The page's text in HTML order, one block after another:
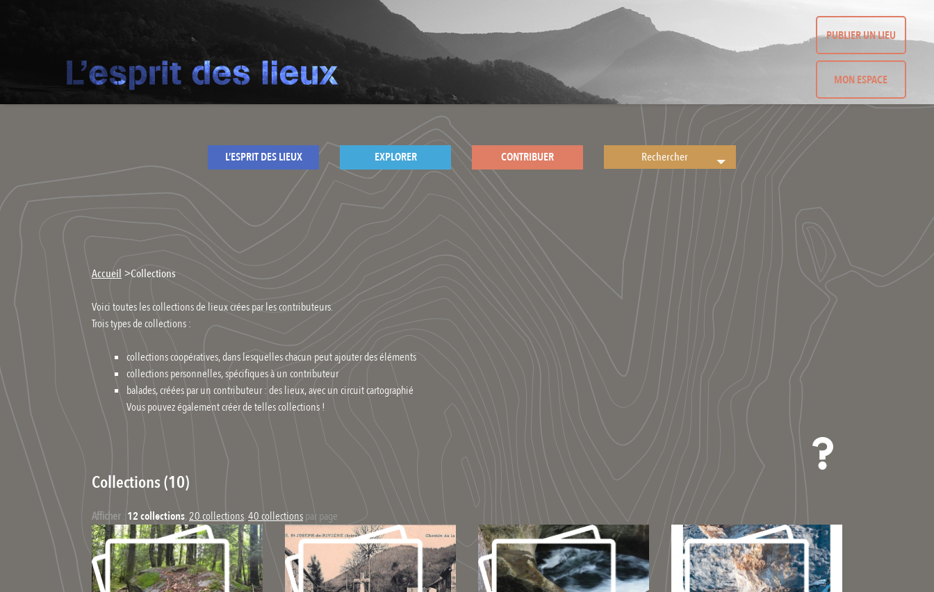
PUBLIER UN LIEU
MON ESPACE
L’ESPRIT DES LIEUX EXPLORER CONTRIBUER
Accueil >Collections
Voici toutes les collections de lieux crées par les contributeurs.
Trois types de collections :
collections coopératives, dans lesquelles chacun peut ajouter des éléments
collections personnelles, spécifiques à un contributeur
balades, créées par un contributeur : des lieux, avec un circuit cartographié
Vous pouvez également créer de telles collections !
Collections (10)
Afficher:12 collections,20 collections,40 collectionspar page